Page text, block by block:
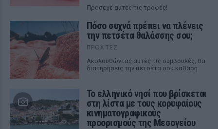
Πρόσεχε αυτές τις τροφές!
Πόσο συχνά πρέπει να πλένεις
την πετσέτα θαλάσσης σου;
ΠΡΟΧΤΈΣ
Ακολουθώντας αυτές τις συμβουλές, θα
διατηρήσεις την πετσέτα σου καθαρή
Το ελληνικό νησί που βρίσκεται
στη λίστα με τους κορυφαίους
κινηματογραφικούς
προορισμούς της Μεσογείου